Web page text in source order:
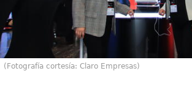
(Fotografía cortesía: Claro Empresas)